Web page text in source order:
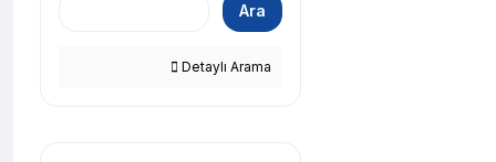
Ara
Detaylı Arama